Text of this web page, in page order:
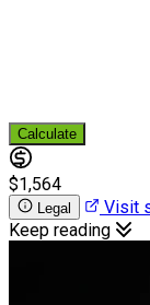
Calculate
$1,564
Legal Visit
Keep reading